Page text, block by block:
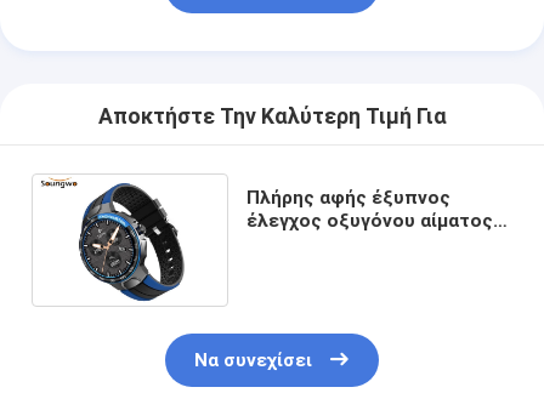
Αποκτήστε Την Καλύτερη Τιμή Για
Πλήρης αφής έξυπνος
έλεγχος οξυγόνου αίματος
Να συνεχίσει